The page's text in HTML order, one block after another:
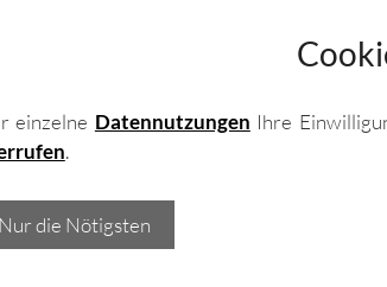
bei dem Sie nicht nur
selbst wählen
ISO genau das Richtige für Ihren
konfigurieren lassen. Informieren
Möglichkeiten sowie
einzelne Datennutzungen Ihre
.
Nur die Nötigsten